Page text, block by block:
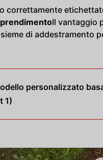
correttamente
Il vantaggio
di addestramento
personalizzato
1)